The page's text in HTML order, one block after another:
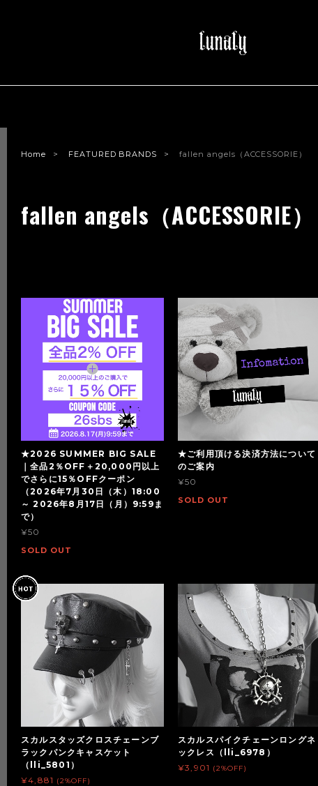
Home FEATURED BRANDS fallen angels（ACCESSORIE）
fallen angels（ACCESSORIE）
★2026 SUMMER BIG SALE
｜全品2％OFF＋20,000円以上
でさらに15％OFFクーポン
（2026年7月30日（木）18:00
～ 2026年8月17日（月）9:59ま
で）
¥50
SOLD OUT
★ご利用頂ける決済方法について
のご案内
¥50
SOLD OUT
スカルスタッズクロスチェーンブ
ラックパンクキャスケット
（lli_5801）
¥4,881 (2%OFF)
スカルスパイクチェーンロングネ
ックレス（lli_6978）
¥3,901 (2%OFF)